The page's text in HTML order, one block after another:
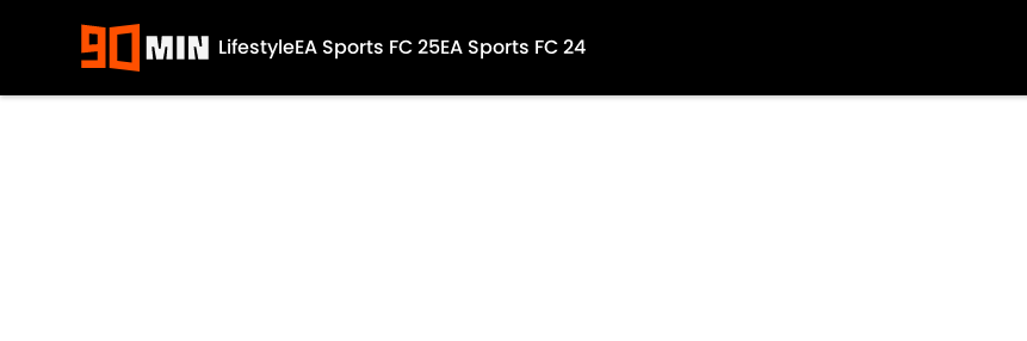
LifestyleEA Sports FC 25EA Sports FC 24